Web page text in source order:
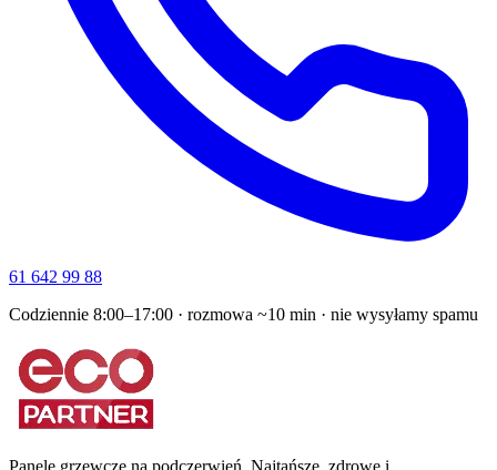
61 642 99 88
Codziennie 8:00–17:00 · rozmowa ~10 min · nie wysyłamy spamu